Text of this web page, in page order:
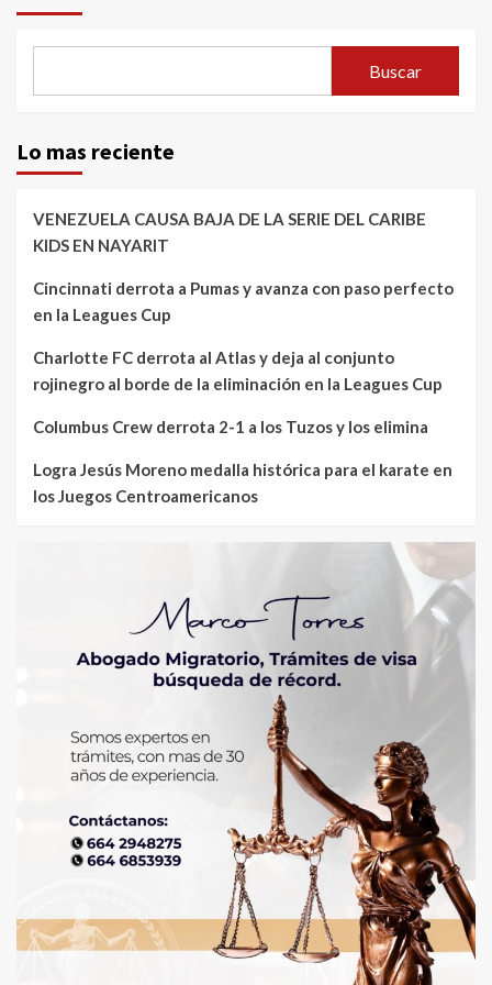
Buscar
Lo mas reciente
VENEZUELA CAUSA BAJA DE LA SERIE DEL CARIBE
KIDS EN NAYARIT
Cincinnati derrota a Pumas y avanza con paso perfecto
en la Leagues Cup
Charlotte FC derrota al Atlas y deja al conjunto
rojinegro al borde de la eliminación en la Leagues Cup
Columbus Crew derrota 2-1 a los Tuzos y los elimina
Logra Jesús Moreno medalla histórica para el karate en
los Juegos Centroamericanos